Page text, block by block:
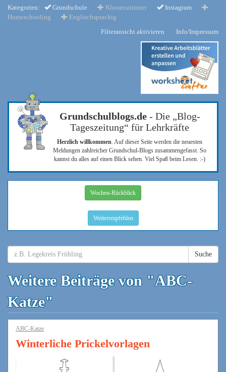
Kategorien: Grundschule Klassenzimmer
Instagram
Homeschooling
Englischsprachig
Filteransicht aktivieren
Info/Impressum
Grundschulblogs.de- Die „Blog-
Tageszeitung“ für Lehrkräfte
Herzlich willkommen. Auf dieser Seite werden die neuesten
Meldungen zahlreicher Grundschul-Blogs zusammengefasst. So
kannst du alles auf einen Blick sehen. Viel Spaß beim Lesen. :-)
Wochen-Rückblick
Weiterempfehlen
Suche
Weitere Beiträge von "ABC-
Katze"
ABC-Katze
Winterliche Prickelvorlagen